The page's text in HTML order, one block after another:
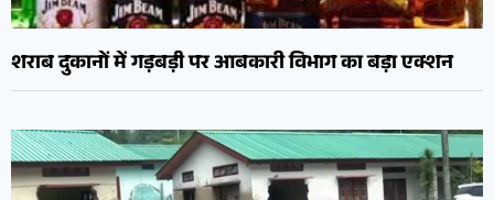
शराब दुकानों में गड़बड़ी पर आबकारी विभाग का बड़ा एक्शन